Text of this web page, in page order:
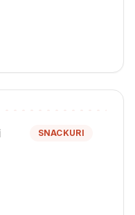
SNACKURI